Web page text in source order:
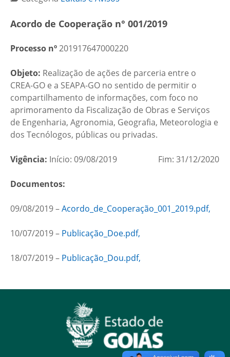
Acordo de Cooperação n° 001/2019
Processo nº201917647000220
Objeto: Realização de ações de parceria entre o
CREA-GO e a SEAPA-GO no sentido de permitir o
compartilhamento de informações, com foco no
aprimoramento da Fiscalização de Obras e Serviços
de Engenharia, Agronomia, Geografia, Meteorologia e
dos Tecnólogos, públicas ou privadas.
Vigência: Início: 09/08/2019 Fim: 31/12/2020
Documentos:
09/08/2019 –Acordo_de_Cooperação_001_2019.pdf,
10/07/2019 – Publicação_Doe.pdf,
18/07/2019 – Publicação_Dou.pdf,